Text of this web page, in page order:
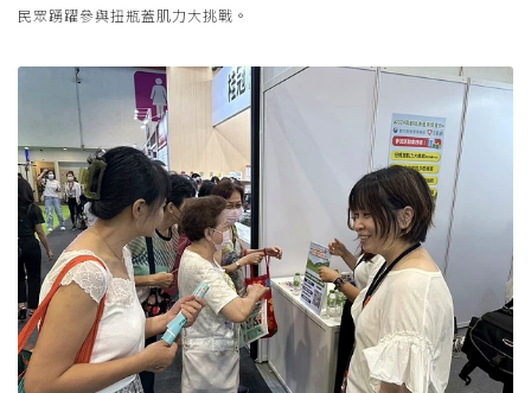
民眾踴躍參與扭瓶蓋肌力大挑戰。